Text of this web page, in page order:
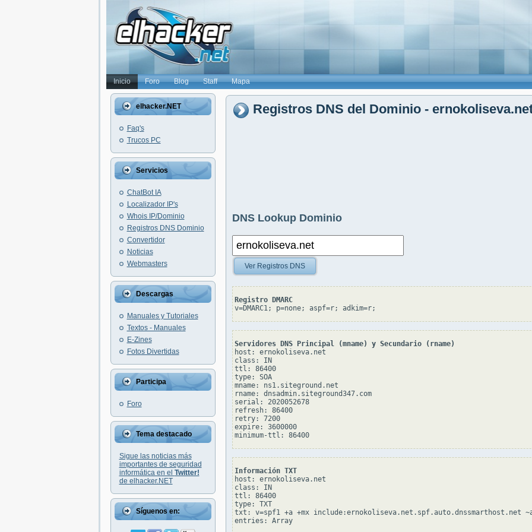
Inicio Foro Blog Staff Mapa
elhacker.NET
Faq's
Trucos PC
Servicios
ChatBot IA
Localizador IP's
Whois IP/Dominio
Registros DNS Dominio
Convertidor
Noticias
Webmasters
Descargas
Manuales y Tutoriales
Textos - Manuales
E-Zines
Fotos Divertidas
Participa
Foro
Tema destacado
Sigue las noticias más
importantes de seguridad
informática en el Twitter!
de elhacker.NET
Síguenos en:
Registros DNS del Dominio -
DNS Lookup Dominio
Ver Registros DNS
Registro DMARC
v=DMARC1; p=none; aspf=r; adkim=r;
Servidores DNS Principal (mname) y Secundario (rname)
host: ernokoliseva.net
class: IN
ttl: 86400
type: SOA
mname: ns1.siteground.net
rname: dnsadmin.siteground347.com
serial: 2020052678
refresh: 86400
retry: 7200
expire: 3600000
minimum-ttl: 86400
Información TXT
host: ernokoliseva.net
class: IN
ttl: 86400
type: TXT
txt: v=spf1 +a +mx include:ernokoliseva.net.spf.auto.dnssmarthost.net
entries: Array